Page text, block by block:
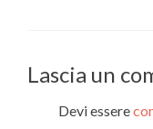
Lascia un
Devi essere